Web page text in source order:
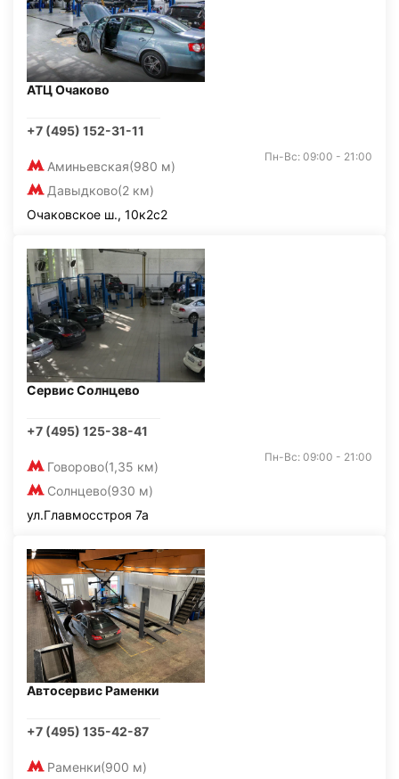
АТЦ Очаково
+7 (495) 152-31-11
Аминьевская(980 м)
Давыдково(2 км)
Пн-Вс: 09:00 - 21:00
Очаковское ш., 10к2с2
Сервис Солнцево
+7 (495) 125-38-41
Говорово(1,35 км)
Солнцево(930 м)
Пн-Вс: 09:00 - 21:00
ул.Главмосстроя 7а
Автосервис Раменки
+7 (495) 135-42-87
Раменки(900 м)